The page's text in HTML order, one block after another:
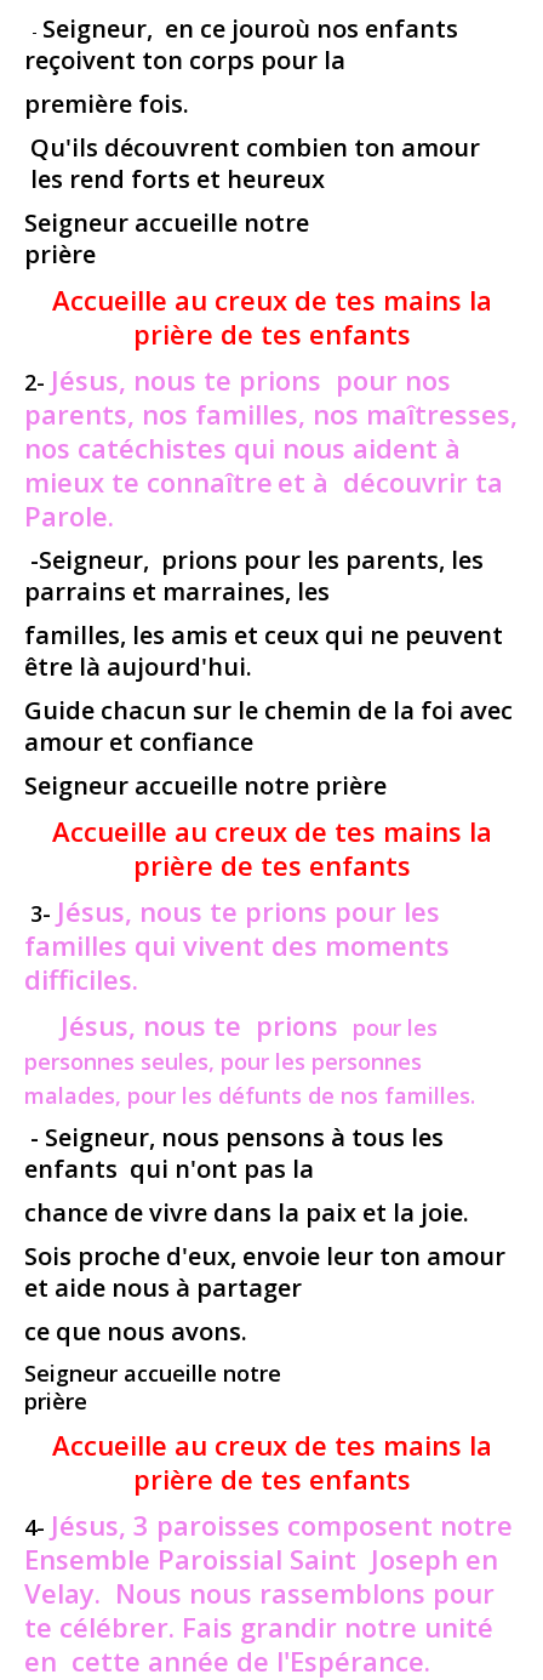
- Seigneur, en ce jouroù nos enfants
reçoivent ton corps pour la
première fois.
Qu'ils découvrent combien ton amour
les rend forts et heureux
Seigneur accueille notre
prière
Accueille au creux de tes mains la
prière de tes enfants
2- Jésus, nous te prions pour nos
parents, nos familles, nos maîtresses,
nos catéchistes qui nous aident à
mieux te connaître et à découvrir ta
Parole.
-Seigneur, prions pour les parents, les
parrains et marraines, les
familles, les amis et ceux qui ne peuvent
être là aujourd'hui.
Guide chacun sur le chemin de la foi avec
amour et confiance
Seigneur accueille notre prière
Accueille au creux de tes mains la
prière de tes enfants
3- Jésus, nous te prions pour les
familles qui vivent des moments
difficiles.
Jésus, nous te prions pour les
personnes seules, pour les personnes
malades, pour les défunts de nos familles.
- Seigneur, nous pensons à tous les
enfants qui n'ont pas la
chance devivre dans la paix et la joie.
Sois proche d'eux, envoie leur ton amour
et aide nous à partager
ce que nous avons.
Seigneur accueille notre
prière
Accueille au creux de tes mains la
prière de tes enfants
4- Jésus, 3 paroisses composent notre
Ensemble Paroissial Saint Joseph en
Velay. Nous nous rassemblons pour
te célébrer. Fais grandir notre unité
en cette année de l'Espérance.